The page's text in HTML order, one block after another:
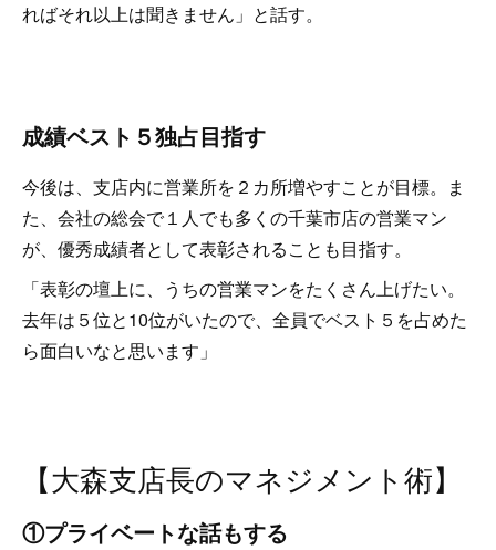
ればそれ以上は聞きません」と話す。
成績ベスト５独占目指す
今後は、支店内に営業所を２カ所増やすことが目標。ま
た、会社の総会で１人でも多くの千葉市店の営業マン
が、優秀成績者として表彰されることも目指す。
「表彰の壇上に、うちの営業マンをたくさん上げたい。
去年は５位と10位がいたので、全員でベスト５を占めた
ら面白いなと思います」
【大森支店長のマネジメント術】
①プライベートな話もする